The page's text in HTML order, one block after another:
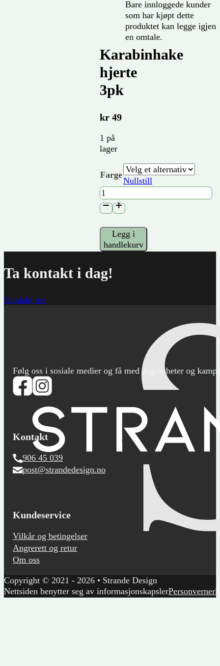
Karabinhake
hjerte
3pk
kr 49
1 på
lager
Farge
Nullstill
Karabinhake
hjerte
3pk
Legg i
handlekurv
Bare innloggede kunder
som har kjøpt dette
produktet kan legge igjen
en omtale.
Ta kontakt i dag!
Kontakt oss
Følg oss i sosiale medier og få med deg nyheter og
Kontakt
906 45 039
post@strandedesign.no
Kundeservice
Vilkår og betingelser
Angrerett og retur
Om oss
Copyright © 2021 - 2026 • Strande Design
Nettsiden benytter seg av informasjonskapsler